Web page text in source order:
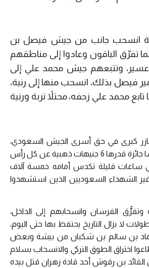
انسحب جانب من جيش فيصل بن
تفرّق الباقون وعادوا إلى مناطقهم
وتتبعهم جيش محمد علي إلى
فيصل بذلك، انسحب منها إلى رنية،
تابع محمد علي زحفه، محتلاً تربة ورنية
كبرى في حق أسرى الجيش السعودي،
ووضع محمد علي باشا جائزة قدرها 6 جنيهات ذهبية عن كل رأس
ساعات قليلة تكدس أمامه خمسة آلاف
الشهداء السعوديين الذين استشهدوا
وتفرُّق الفرسان وانسحابهم إلى الداخل،
لا يزال التاريخ يحتفظ بها حتى اليوم،
بن سالم بن شكبان من بيشة وبعض
اختراق الطوق التركي والانسحاب بسلام
بن رقوش أحد قادة زهران قتل بيده